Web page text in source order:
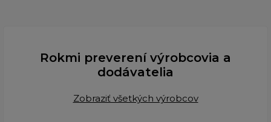
Rokmi preverení výrobcovia a
dodávatelia
Zobraziť všetkých výrobcov